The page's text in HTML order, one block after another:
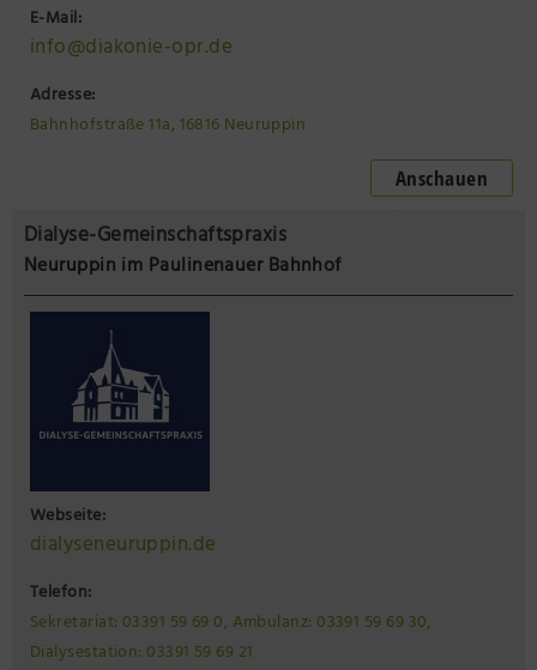
E-Mail:
info@diakonie-opr.de
Adresse:
Bahnhofstraße 11a, 16816 Neuruppin
Anschauen
Dialyse-Gemeinschaftspraxis
Neuruppin im Paulinenauer Bahnhof
Webseite:
dialyseneuruppin.de
Telefon:
Sekretariat: 03391 59 69 0, Ambulanz: 03391 59 69 30,
Dialysestation: 03391 59 69 21